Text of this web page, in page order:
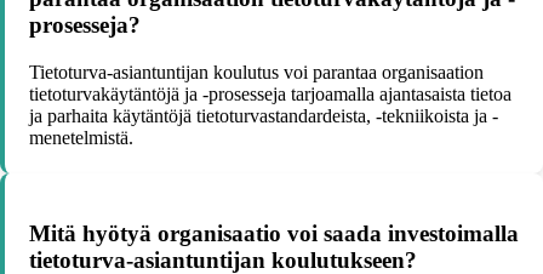
prosesseja?
Tietoturva-asiantuntijan koulutus voi parantaa organisaation
tietoturvakäytäntöjä ja -prosesseja tarjoamalla ajantasaista tietoa
ja parhaita käytäntöjä tietoturvastandardeista, -tekniikoista ja -
menetelmistä.
Mitä hyötyä organisaatio voi saada investoimalla
tietoturva-asiantuntijan koulutukseen?